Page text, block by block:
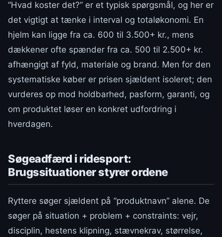
“Hvad koster det?” er et typisk spørgsmål, og her er
det vigtigt at tænke i interval og totaløkonomi. En
hjelm kan ligge fra ca. 600 til 3.500+ kr., mens
dækkener ofte spænder fra ca. 500 til 2.500+ kr.
afhængigt af fyld, materiale og brand. Men for den
systematiske køber er prisen sjældent isoleret; den
vurderes op mod holdbarhed, pasform, garanti, og
om produktet løser en konkret udfordring i
hverdagen.
Søgeadfærd i ridesport:
Brugssituationer styrer ordene
Ryttere søger sjældent på “produktnavn” alene. De
søger på situation + problem + constraints: vejr,
disciplin, hestens klipning, stævnekrav, størrelse,